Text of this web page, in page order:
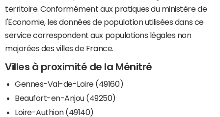
territoire. Conformément aux pratiques du ministère de
l'Economie, les données de population utilisées dans ce
service correspondent aux populations légales non
majorées des villes de France.
Villes à proximité de la Ménitré
Gennes-Val-de-Loire (49160)
Beaufort-en-Anjou (49250)
Loire-Authion (49140)